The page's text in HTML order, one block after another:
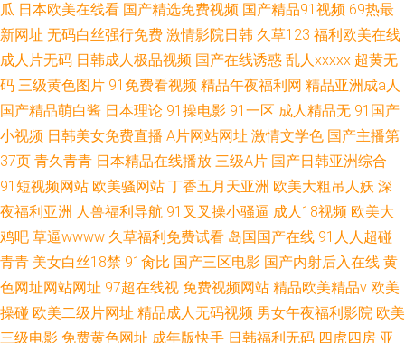
瓜 日本欧美在线看 国产精选免费视频 国产精品91视频 69热最
新网址 无码白丝强行免费 激情影院日韩 久草123 福利欧美在线
成人片无码 日韩成人极品视频 国产在线诱惑 乱人xxxxx 超黄无
码 三级黄色图片 91免费看视频 精品午夜福利网 精品亚洲成a人
国产精品萌白酱 日本理论 91操电影 91一区 成人精品无 91国产
小视频 日韩美女免费直播 A片网站网址 激情文学色 国产主播第
37页 青久青青 日本精品在线播放 三级A片 国产日韩亚洲综合
91短视频网站 欧美骚网站 丁香五月天亚洲 欧美大粗吊人妖 深
夜福利亚洲 人兽福利导航 91叉叉操小骚逼 成人18视频 欧美大
鸡吧 草逼wwww 久草福利免费试看 岛国国产在线 91人人超碰
青青 美女白丝18禁 91肏比 国产三区电影 国产内射后入在线 黄
色网址网站网址 97超在线视 免费视频网站 精品欧美精品v 欧美
操碰 欧美二级片网址 精品成人无码视频 男女午夜福利影院 欧美
三级电影 免费黄色网址 成年版快手 日韩福利无码 四虎四房 亚